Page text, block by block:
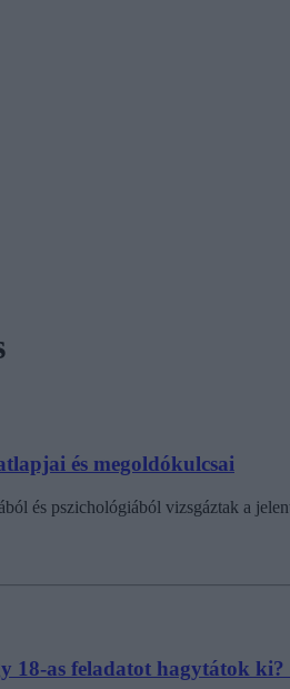
és megoldókulcsai
és pszichológiából vizsgáztak a
18-as feladatot hagytátok ki?